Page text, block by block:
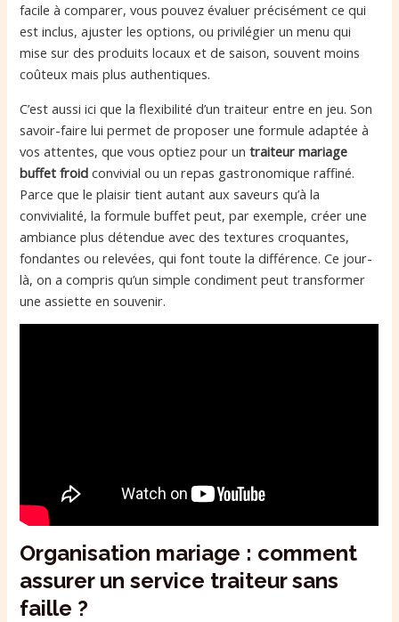
facile à comparer, vous pouvez évaluer précisément ce qui
est inclus, ajuster les options, ou privilégier un menu qui
mise sur des produits locaux et de saison, souvent moins
coûteux mais plus authentiques.
C’est aussi ici que la flexibilité d’un traiteur entre en jeu. Son
savoir-faire lui permet de proposer une formule adaptée à
vos attentes, que vous optiez pour untraiteur mariage
buffet froid convivial ou un repas gastronomique raffiné.
Parce que le plaisir tient autant aux saveurs qu’à la
convivialité, la formule buffet peut, par exemple, créer une
ambiance plus détendue avec des textures croquantes,
fondantes ou relevées, qui font toute la différence. Ce jour-
là, on a compris qu’un simple condiment peut transformer
une assiette en souvenir.
Organisation mariage : comment
assurer un service traiteur sans
faille ?